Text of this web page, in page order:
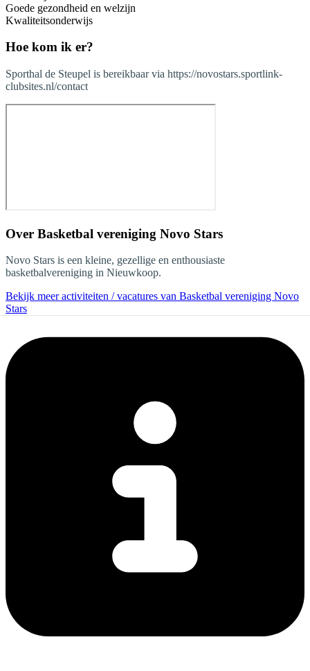
Goede gezondheid en welzijn
Kwaliteitsonderwijs
Hoe kom ik er?
Sporthal de Steupel is bereikbaar via https://novostars.sportlink-
clubsites.nl/contact
Over Basketbal vereniging Novo Stars
Novo Stars is een kleine, gezellige en enthousiaste
basketbalvereniging in Nieuwkoop.
Bekijk meer activiteiten / vacatures van Basketbal vereniging Novo
Stars